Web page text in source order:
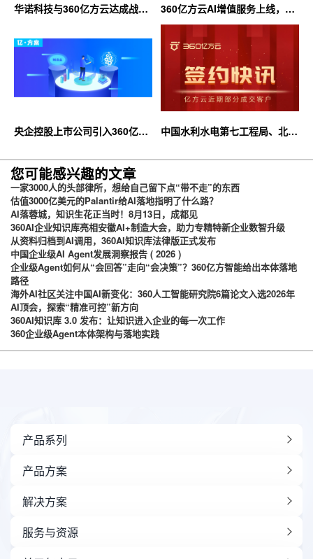
华诺科技与360亿方云达成战略
360亿方云AI增值服务上线，超
大限时优惠等你来！
央企控股上市公司引入360亿方
台
中国水利水电第七工程局、北京
您可能感兴趣的文章
一家3000人的头部律所，想给自己留下点“带不走”的东西
估值3000亿美元的Palantir给AI落地指明了什么路？
AI落蓉城，知识生花正当时！8月13日，成都见
360AI企业知识库亮相安徽AI+制造大会，助力专精特新企业数智升级
从资料归档到AI调用，360AI知识库法律版正式发布
中国企业级AI Agent发展洞察报告 ( 2026 )
企业级Agent如何从“会回答”走向“会决策”？360亿方智能给出本体落地
路径
海外AI社区关注中国AI新变化：360人工智能研究院6篇论文入选2026年
AI顶会，探索“精准可控”新方向
360AI知识库 3.0 发布：让知识进入企业的每一次工作
360企业级Agent本体架构与落地实践
产品系列
产品方案
解决方案
服务与资源